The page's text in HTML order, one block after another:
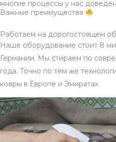
многие процессы у нас
Важные преимущества
Работаем на дорогостоящем
Наше оборудование стоит 8
Германии. Мы стираем по
года. Точно по тем же
ковры в Европе и Эмиратах.